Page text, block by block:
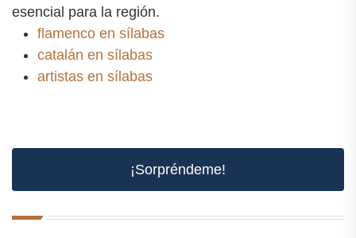
esencial para la región.
flamenco en sílabas
catalán en sílabas
artistas en sílabas
¡Sorpréndeme!